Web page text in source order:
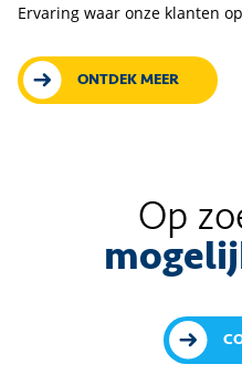
Ervaring waar onze klanten
ONTDEK MEER
Op